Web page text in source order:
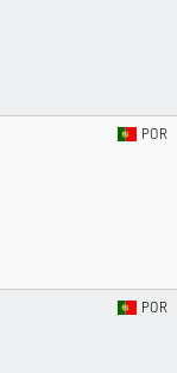
POR
POR